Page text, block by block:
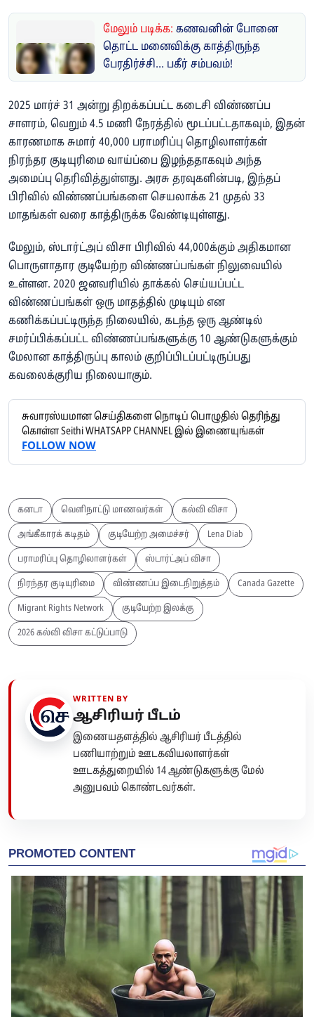
மேலும் படிக்க: கணவனின் போனை
தொட்ட மனைவிக்கு காத்திருந்த
பேரதிர்ச்சி... பகீர் சம்பவம்!
2025 மார்ச் 31 அன்று திறக்கப்பட்ட கடைசி விண்ணப்ப
சாளரம், வெறும் 4.5 மணி நேரத்தில் மூடப்பட்டதாகவும், இதன்
காரணமாக சுமார் 40,000 பராமரிப்பு தொழிலாளர்கள்
நிரந்தர குடியுரிமை வாய்ப்பை இழந்ததாகவும் அந்த
அமைப்பு தெரிவித்துள்ளது. அரசு தரவுகளின்படி, இந்தப்
பிரிவில் விண்ணப்பங்களை செயலாக்க 21 முதல் 33
மாதங்கள் வரை காத்திருக்க வேண்டியுள்ளது.
மேலும், ஸ்டார்ட்அப் விசா பிரிவில் 44,000க்கும் அதிகமான
பொருளாதார குடியேற்ற விண்ணப்பங்கள் நிலுவையில்
உள்ளன. 2020 ஜனவரியில் தாக்கல் செய்யப்பட்ட
விண்ணப்பங்கள் ஒரு மாதத்தில் முடியும் என
கணிக்கப்பட்டிருந்த நிலையில், கடந்த ஒரு ஆண்டில்
சமர்ப்பிக்கப்பட்ட விண்ணப்பங்களுக்கு 10 ஆண்டுகளுக்கும்
மேலான காத்திருப்பு காலம் குறிப்பிடப்பட்டிருப்பது
கவலைக்குரிய நிலையாகும்.
சுவாரஸ்யமான செய்திகளை நொடிப் பொழுதில் தெரிந்து
கொள்ள Seithi WHATSAPP CHANNEL இல் இணையுங்கள்
FOLLOW NOW
கனடா வெளிநாட்டு மாணவர்கள் கல்வி விசா
அங்கீகாரக் கடிதம் குடியேற்ற அமைச்சர் Lena Diab
பராமரிப்பு தொழிலாளர்கள் ஸ்டார்ட்அப் விசா
நிரந்தர குடியுரிமை விண்ணப்ப இடைநிறுத்தம் Canada Gazette
Migrant Rights Network குடியேற்ற இலக்கு
2026 கல்வி விசா கட்டுப்பாடு
WRITTEN BY
ஆசிரியர் பீடம்
இணையதளத்தில் ஆசிரியர் பீடத்தில்
பணியாற்றும் ஊடகவியலாளர்கள்
ஊடகத்துறையில் 14 ஆண்டுகளுக்கு மேல்
அனுபவம் கொண்டவர்கள்.